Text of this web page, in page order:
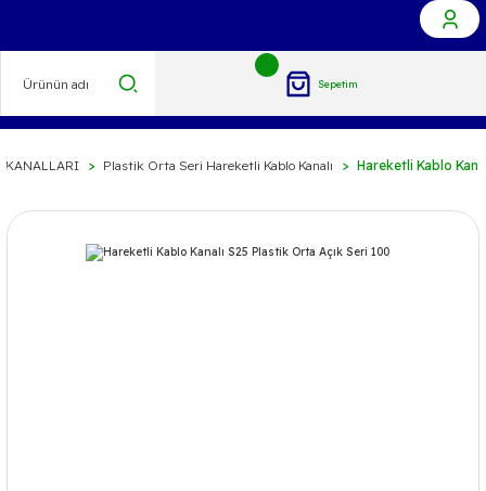
Sepetim
KANALLARI Plastik Orta Seri Hareketli Kablo Kanalı Hareketli Kablo